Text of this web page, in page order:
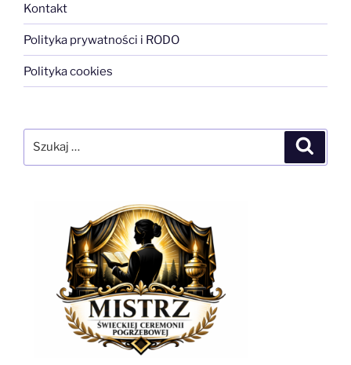
Kontakt
Polityka prywatności i RODO
Polityka cookies